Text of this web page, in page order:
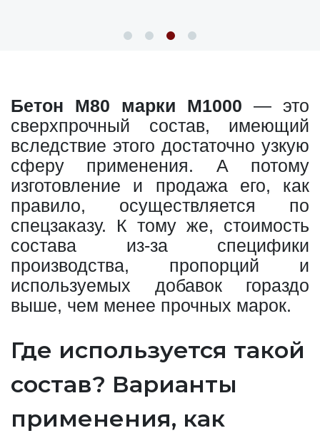
Бетон М80 марки М1000 — это
сверхпрочный состав, имеющий
вследствие этого достаточно узкую
сферу применения. А потому
изготовление и продажа его, как
правило, осуществляется по
спецзаказу. К тому же, стоимость
состава из-за специфики
производства, пропорций и
используемых добавок гораздо
выше, чем менее прочных марок.
Где используется такой
состав? Варианты
применения, как